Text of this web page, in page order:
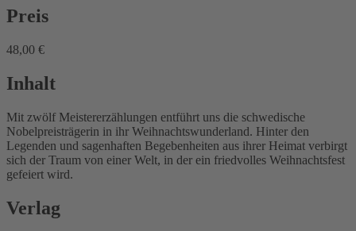
Preis
48,00 €
Inhalt
Mit zwölf Meistererzählungen entführt uns die schwedische
Nobelpreisträgerin in ihr Weihnachtswunderland. Hinter den
Legenden und sagenhaften Begebenheiten aus ihrer Heimat verbirgt
sich der Traum von einer Welt, in der ein friedvolles Weihnachtsfest
gefeiert wird.
Verlag